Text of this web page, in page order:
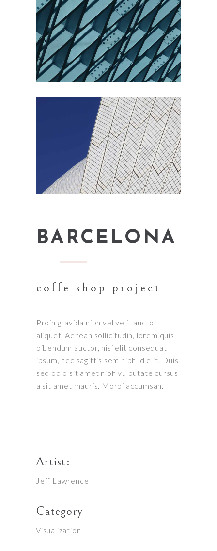
BARCELONA
coffe shop project
Proin gravida nibh vel velit auctor
aliquet. Aenean sollicitudin, lorem quis
bibendum auctor, nisi elit consequat
ipsum, nec sagittis sem nibh id elit. Duis
sed odio sit amet nibh vulputate cursus
a sit amet mauris. Morbi accumsan.
Artist:
Jeff Lawrence
Category
Visualization